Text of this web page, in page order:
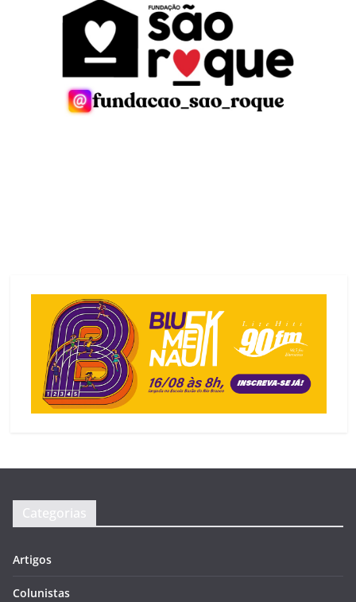
Categorias
Artigos
Colunistas